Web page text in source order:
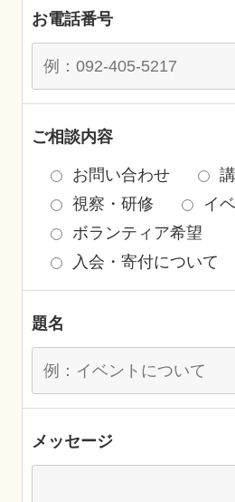
お電話番号
ご相談内容
お問い合わせ
視察・研修
イ
ボランティア希望
入会・寄付について
題名
メッセージ